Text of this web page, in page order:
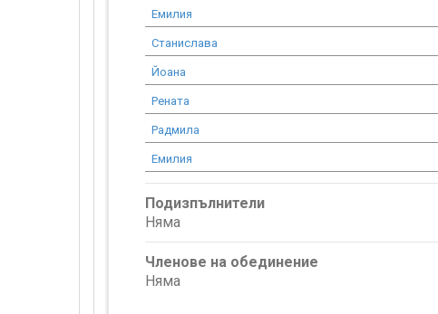
Емилия
Станислава
Йоана
Рената
Радмила
Емилия
Подизпълнители
Няма
Членове на обединение
Няма